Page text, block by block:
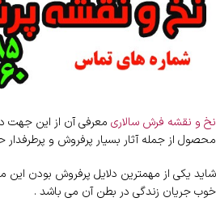
نخ و نقشه فرش سالاری معرفی آن از این جهت
محصول از جمله آثار بسیار پرفروش و پرطرفدار
شاید یکی از مهمترین دلایل پرفروش بودن
خوب جریان زندگی در بطن آن می باشد .